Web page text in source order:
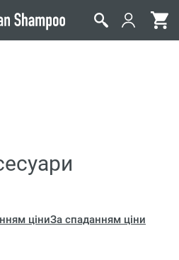
ціниЗа спаданням ціни